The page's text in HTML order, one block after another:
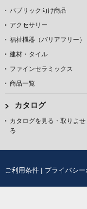
パブリック向け商品
アクセサリー
福祉機器（バリアフリー）
建材・タイル
ファインセラミックス
商品一覧
カタログ
カタログを見る・取りよせ
る
ご利用条件 | プライバシ